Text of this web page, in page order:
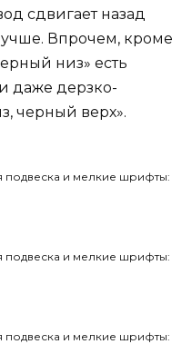
сдвигает назад
Впрочем, кроме
низ» есть
даже дерзко-
черный верх».